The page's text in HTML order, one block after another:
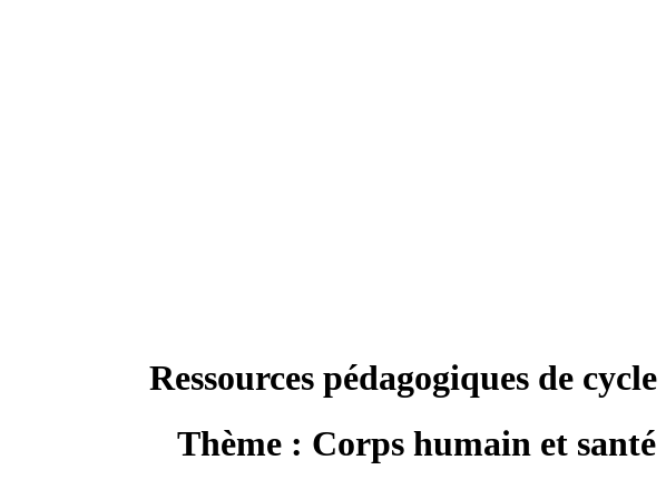
Ressources pédagogiques de cycle
Thème : Corps humain et santé